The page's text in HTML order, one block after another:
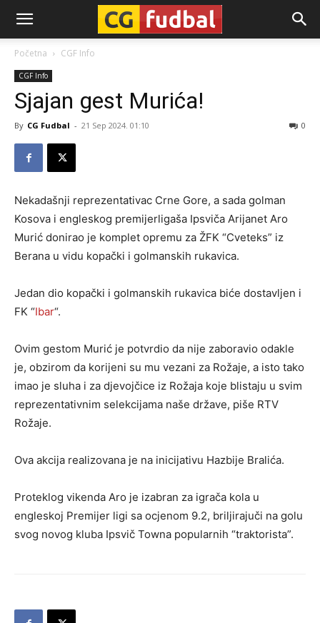
CG-
Fudbal
Početna CGF Info
CGF Info
Sjajan gest Murića!
By CG Fudbal - 21 Sep 2024. 01:10 0
Nekadašnji reprezentativac Crne Gore, a sada golman
Kosova i engleskog premijerligaša Ipsviča Arijanet Aro
Murić donirao je komplet opremu za ŽFK “Cveteks” iz
Berana u vidu kopački i golmanskih rukavica.
Jedan dio kopački i golmanskih rukavica biće dostavljen i
FK “Ibar“.
Ovim gestom Murić je potvrdio da nije zaboravio odakle
je, obzirom da korijeni su mu vezani za Rožaje, a isto tako
imao je sluha i za djevojčice iz Rožaja koje blistaju u svim
reprezentativnim selekcijama naše države, piše RTV
Rožaje.
Ova akcija realizovana je na inicijativu Hazbije Bralića.
Proteklog vikenda Aro je izabran za igrača kola u
engleskoj Premijer ligi sa ocjenom 9.2, briljirajuči na golu
svog novog kluba Ipsvič Towna popularnih “traktorista”.